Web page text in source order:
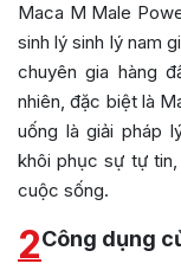
Maca M Male
sinh lý sinh lý nam
chuyên gia hàng
nhiên, đặc biệt là
uống là giải pháp
khôi phục sự tự
cuộc sống.
2Công dụng